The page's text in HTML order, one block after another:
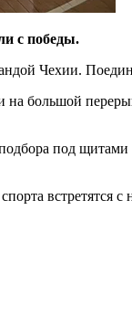
с победы.
Чехии.
на большой
под
встретятся